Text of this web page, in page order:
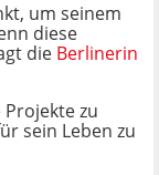
um seinem
diese
die Berlinerin
zu
sein Leben zu